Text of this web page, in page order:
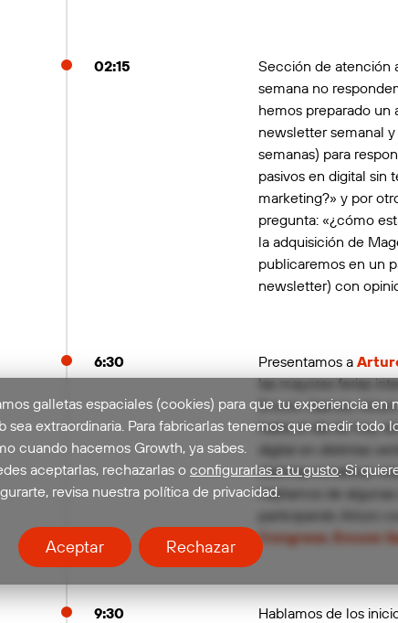
02:15
Sección de atención
semana no
hemos preparado
newsletter semanal
semanas) para
pasivos en digital sin
marketing?» y por
pregunta: «¿cómo
la adquisición de
publicaremos en un
newsletter) con
6:30 Presentamos a
las mayores ferias
Encom Games.
hasta el día de hoy,
digital en distintas
distintas iniciativas
Hablamos de
participando Arturo
Congress, Encom
9:30
Hablamos de los
galletas espaciales (cookies) para que tu experiencia en
sea extraordinaria. Para fabricarlas tenemos que medir todo
cuando hacemos Growth, ya sabes.
aceptarlas, rechazarlas o configurarlas a tu gusto. Si
revisa nuestra política de privacidad.
Aceptar Rechazar